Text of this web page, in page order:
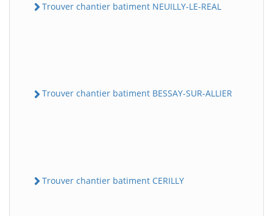
Trouver chantier batiment NEUILLY-LE-REAL
Trouver chantier batiment BESSAY-SUR-ALLIER
Trouver chantier batiment CERILLY